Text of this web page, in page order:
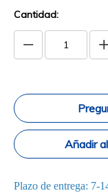
Cantidad:
Añadir
Plazo de entrega: 7-